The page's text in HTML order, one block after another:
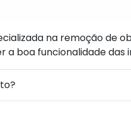
na remoção de
a boa funcionalidade das